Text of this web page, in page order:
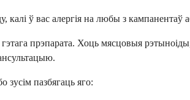
калі ў вас алергія на любы з
прэпарата. Хоць мясцовыя
пазбягаць яго: